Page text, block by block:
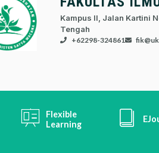
Kampus II, Jalan Kartini
Tengah
+62298-324861
Flexible
Learning